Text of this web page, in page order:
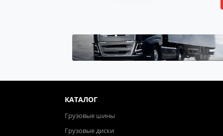
КАТАЛОГ
Грузовые шины
Грузовые диски